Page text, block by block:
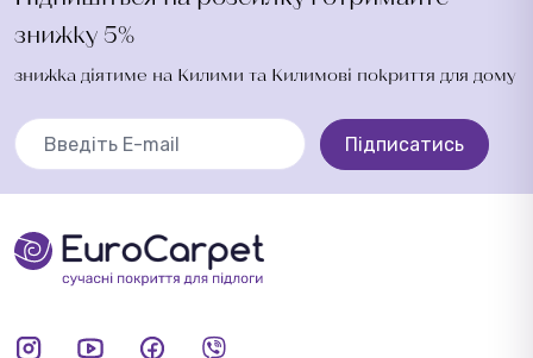
знижку 5%
знижка діятиме на Килими та Килимові покриття для дому
Підписатись